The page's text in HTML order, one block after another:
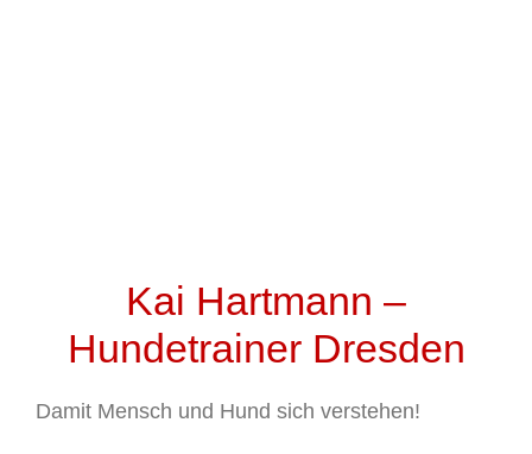
Kai Hartmann –
Hundetrainer Dresden
Damit Mensch und Hund sich verstehen!